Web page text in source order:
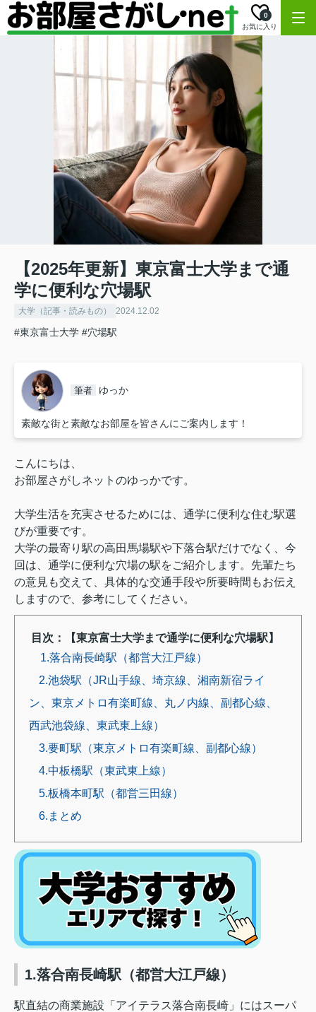
お気に入り
0
【2025年更新】東京富士大学まで通
学に便利な穴場駅
大学（記事・読みもの） 2024.12.02
#東京富士大学 #穴場駅
筆者 ゆっか
素敵な街と素敵なお部屋を皆さんにご案内します！
こんにちは、
お部屋さがしネットのゆっかです。
大学生活を充実させるためには、通学に便利な住む駅選
びが重要です。
大学の最寄り駅の高田馬場駅や下落合駅だけでなく、今
回は、通学に便利な穴場の駅をご紹介します。先輩たち
の意見も交えて、具体的な交通手段や所要時間もお伝え
しますので、参考にしてください。
目次：【東京富士大学まで通学に便利な穴場駅】
1.落合南長崎駅（都営大江戸線）
2.池袋駅（JR山手線、埼京線、湘南新宿ライ
ン、東京メトロ有楽町線、丸ノ内線、副都心線、
西武池袋線、東武東上線）
3.要町駅（東京メトロ有楽町線、副都心線）
4.中板橋駅（東武東上線）
5.板橋本町駅（都営三田線）
6.まとめ
1.落合南長崎駅（都営大江戸線）
駅直結の商業施設「アイテラス落合南長崎」にはスーパ